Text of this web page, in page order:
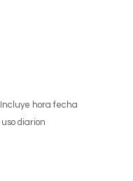
hora fecha
diarion